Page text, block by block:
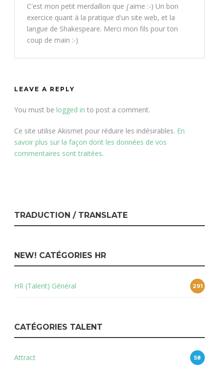
C'est mon petit merdaillon que j'aime :-) Un bon
exercice quant à la pratique d'un site web, et la
langue de Shakespeare. Merci mon fils pour ton
coup de main :-)
LEAVE A REPLY
You must be logged in to post a comment.
Ce site utilise Akismet pour réduire les indésirables. En
savoir plus sur la façon dont les données de vos
commentaires sont traitées.
TRADUCTION / TRANSLATE
NEW! CATÉGORIES HR
HR (Talent) Général 291
CATÉGORIES TALENT
Attract 58